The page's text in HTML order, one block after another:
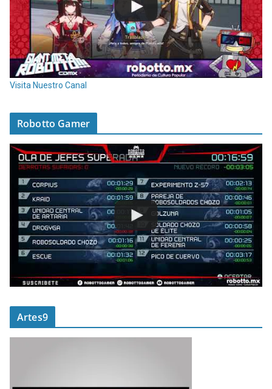
Visita Nuestro Canal
Robotto Gamer
Artes9